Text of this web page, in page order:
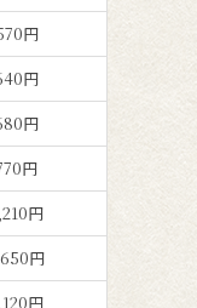
円
円
円
円
円
円
円